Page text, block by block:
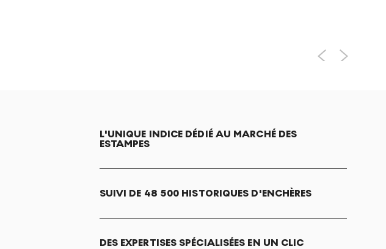
L'UNIQUE INDICE DÉDIÉ AU MARCHÉ DES
ESTAMPES
SUIVI DE 48 500 HISTORIQUES D'ENCHÈRES
DES EXPERTISES SPÉCIALISÉES EN UN CLIC